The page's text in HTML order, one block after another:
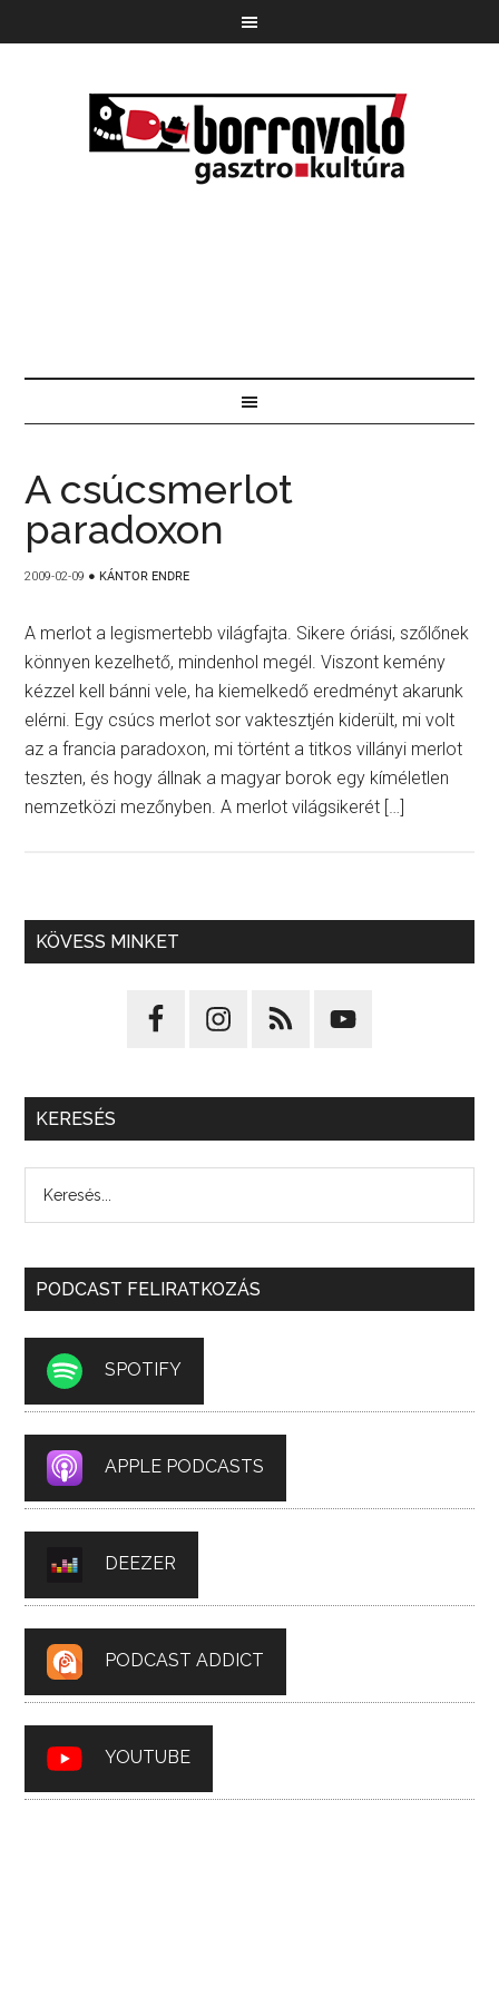
A csúcsmerlot
paradoxon
2009-02-09 ● KÁNTOR ENDRE
A merlot a legismertebb világfajta. Sikere óriási, szőlőnek
könnyen kezelhető, mindenhol megél. Viszont kemény
kézzel kell bánni vele, ha kiemelkedő eredményt akarunk
elérni. Egy csúcs merlot sor vaktesztjén kiderült, mi volt
az a francia paradoxon, mi történt a titkos villányi merlot
teszten, és hogy állnak a magyar borok egy kíméletlen
nemzetközi mezőnyben. A merlot világsikerét […]
KÖVESS MINKET
KERESÉS
PODCAST FELIRATKOZÁS
SPOTIFY
APPLE PODCASTS
DEEZER
PODCAST ADDICT
YOUTUBE